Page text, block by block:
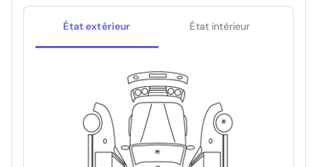
État extérieur État intérieur